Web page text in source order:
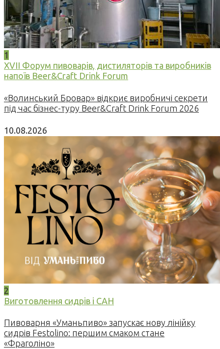
1
XVII Форум пивоварів, дистиляторів та виробників
напоїв Beer&Craft Drink Forum
«Волинський Бровар» відкриє виробничі секрети
під час бізнес-туру Beer&Craft Drink Forum 2026
10.08.2026
2
Виготовлення сидрів і САН
Пивоварня «Уманьпиво» запускає нову лінійку
сидрів Festolino: першим смаком стане
«Фраголіно»